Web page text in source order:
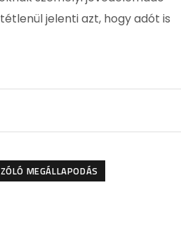
jelenti azt, hogy adót is
MEGÁLLAPODÁS